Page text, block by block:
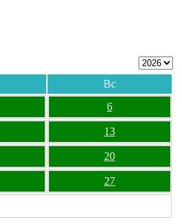
Вс
6
13
20
27